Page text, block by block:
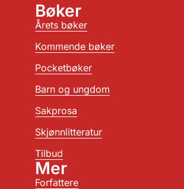
Bøker
Årets bøker
Kommende bøker
Pocketbøker
Barn og ungdom
Sakprosa
Skjønnlitteratur
Tilbud
Mer
Forfattere